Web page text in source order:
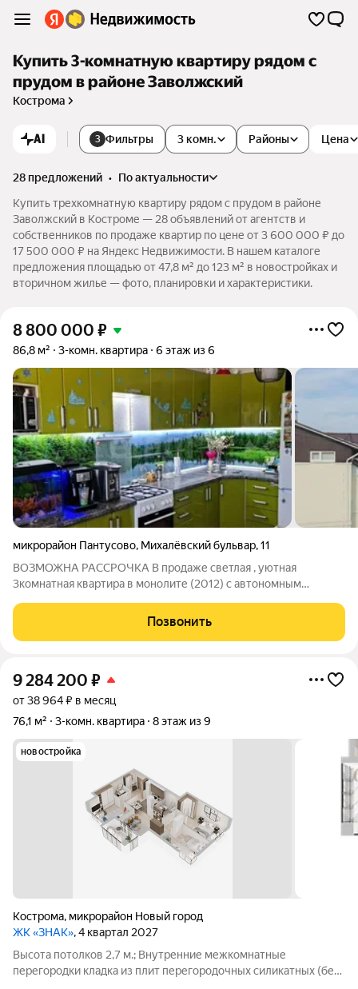
Купить 3-комнатную квартиру рядом с
прудом в районе Заволжский
Кострома
AI 3 Фильтры 3 комн. Цена
Районы
28 предложений •
по актуальности
Купить трехкомнатную квартиру рядом с прудом в районе
Заволжский в Костроме — 28 объявлений от агентств и
собственников по продаже квартир по цене от 3 600 000 ₽ до
17 500 000 ₽ на Яндекс Недвижимости. В нашем каталоге
предложения площадью от 47,8 м² до 123 м² в новостройках и
вторичном жилье — фото, планировки и характеристики.
8 800 000 ₽
86,8 м² 3-комн. квартира 6 этаж из 6
микрорайон Пантусово, Михалёвский бульвар,11
ВОЗМОЖНА РАССРОЧКА В продаже светлая , уютная
3комнатная квартира в монолите (2012) с автономным
зелёный район, но со всей инфраструктурой под окнами. Что
продаётся: Просторная квартира на
Позвонить
9 284 200 ₽
от 38 964 ₽ в месяц
76,1 м²
3-комн. квартира 8 этаж из 9
новостройка
Кострома, микрорайон Новый город
ЖК «ЗНАК», 4 квартал 2027
Высота потолков 2,7 м.; Внутренние межкомнатные
перегородки кладка из плит перегородочных силикатных (без